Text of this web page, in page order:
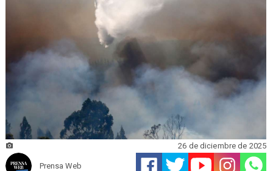
Prensa Web
26 de diciembre de 2025